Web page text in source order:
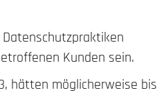
Kunden sein.
hätten möglicherweise bis